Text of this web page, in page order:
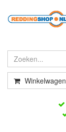
Winkelwagen